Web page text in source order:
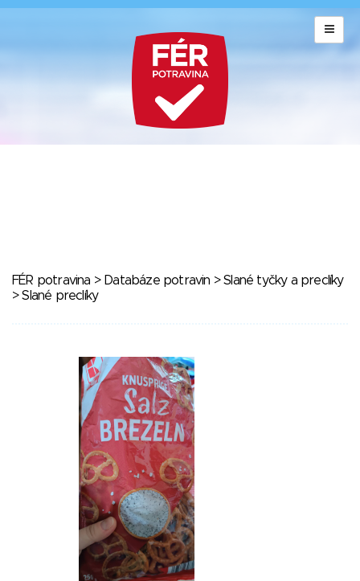
FÉR potravina > Databáze potravin >Slané tyčky a preclíky
> Slané preclíky